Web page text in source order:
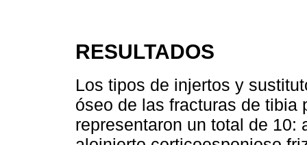
RESULTADOS
Los tipos de injertos y
óseo de las fracturas de tibia
representaron un total de